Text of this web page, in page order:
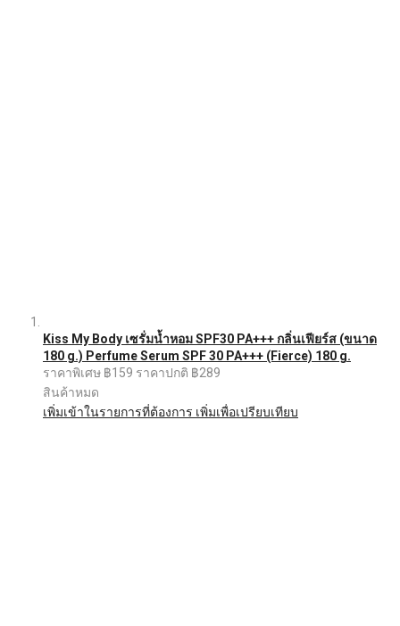
Kiss My Body เซรั่มน้ำหอม SPF30 PA+++ กลิ่นเฟียร์ส (ขนาด
180 g.) Perfume Serum SPF 30 PA+++ (Fierce) 180 g.
ราคาพิเศษ ฿159 ราคาปกติ ฿289
สินค้าหมด
เพิ่มเข้าในรายการที่ต้องการ เพิ่มเพื่อเปรียบเทียบ